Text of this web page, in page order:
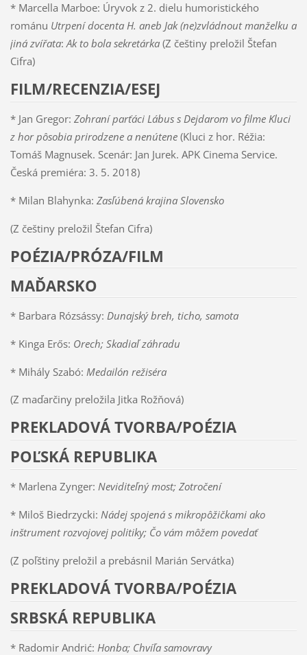
* Marcella Marboe: Úryvok z 2. dielu humoristického
románu Utrpení docenta H. aneb Jak (ne)zvládnout manželku a
jiná zvířata:Ak to bola sekretárka (Z češtiny preložil Štefan
Cifra)
FILM/RECENZIA/ESEJ
* Jan Gregor: Zohraní parťáci Lábus s Dejdarom vo filme Kluci
z hor pôsobia prirodzene a nenútene (Kluci z hor. Réžia:
Tomáš Magnusek. Scenár: Jan Jurek. APK Cinema Service.
Česká premiéra: 3. 5. 2018)
* Milan Blahynka: Zasľúbená krajina Slovensko
(Z češtiny preložil Štefan Cifra)
POÉZIA/PRÓZA/FILM
MAĎARSKO
* Barbara Rózsássy: Dunajský breh, ticho, samota
* Kinga Erős: Orech; Skadiaľ záhradu
* Mihály Szabó: Medailón režiséra
(Z maďarčiny preložila Jitka Rožňová)
PREKLADOVÁ TVORBA/POÉZIA
POĽSKÁ REPUBLIKA
* Marlena Zynger: Neviditeľný most; Zotročení
* Miloš Biedrzycki: Nádej spojená s mikropôžičkami ako
inštrument rozvojovej politiky; Čo vám môžem povedať
(Z poľštiny preložil a prebásnil Marián Servátka)
PREKLADOVÁ TVORBA/POÉZIA
SRBSKÁ REPUBLIKA
* Radomir Andrić: Honba; Chvíľa samovravy